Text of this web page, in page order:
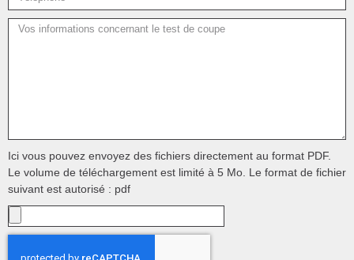
Ici vous pouvez envoyez des fichiers directement au format PDF.
Le volume de téléchargement est limité à 5 Mo. Le format de fichier
suivant est autorisé : pdf